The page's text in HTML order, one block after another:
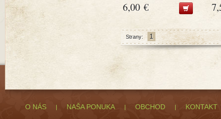
6,00 €
Strany: 1
O NÁS NAŠA PONUKA OBCHOD KONTAKT